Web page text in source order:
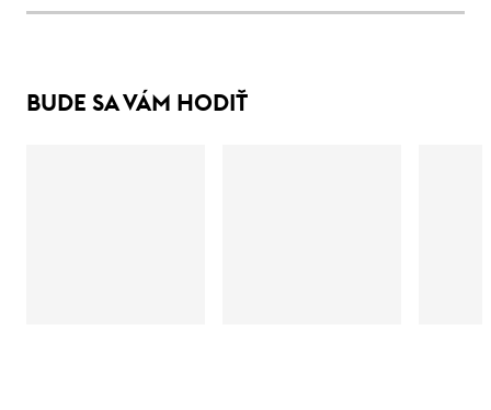
BUDE SA VÁM HODIŤ